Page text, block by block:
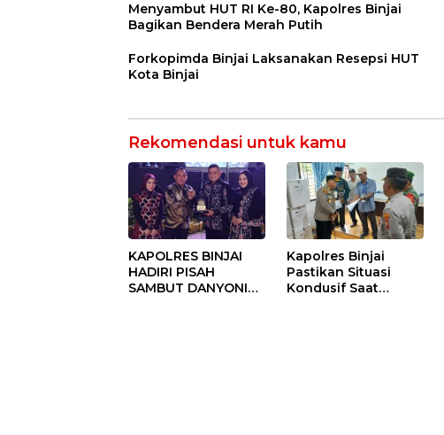
Menyambut HUT RI Ke-80, Kapolres Binjai
Bagikan Bendera Merah Putih
Forkopimda Binjai Laksanakan Resepsi HUT
Kota Binjai
Rekomendasi untuk kamu
KAPOLRES BINJAI
HADIRI PISAH
SAMBUT DANYONIF
Kapolres Binjai
Pastikan Situasi
Kondusif Saat